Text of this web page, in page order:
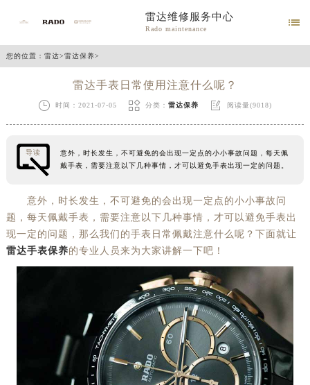
雷达维修服务中心
Rado maintenance

您的位置： 雷达>雷达保养>
雷达手表日常使用注意什么呢？
 时间：2021-07-05  分类： 雷达保养  阅读量(9018)
导读
意外，时长发生，不可避免的会出现一定点的小小事故问题，每天佩
戴手表，需要注意以下几种事情，才可以避免手表出现一定的问题。
意外，时长发生，不可避免的会出现一定点的小小事故问
题，每天佩戴手表，需要注意以下几种事情，才可以避免手表出
现一定的问题，那么我们的手表日常佩戴注意什么呢？下面就让
雷达手表保养的专业人员来为大家讲解一下吧！